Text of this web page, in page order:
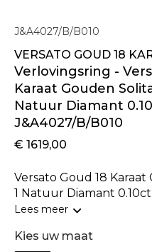
J&A4027/B/B010
VERSATO GOUD 18
Verlovingsring -
Karaat Gouden
Natuur Diamant
J&A4027/B/B010
€ 1619,00
Versato Goud 18
1 Natuur Diamant 0.10ct
Lees meer
Kies uw maat